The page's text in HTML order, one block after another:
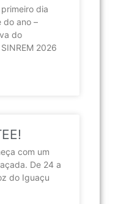
dia
do ano –
do
2026
com um
De 24 a
do Iguaçu